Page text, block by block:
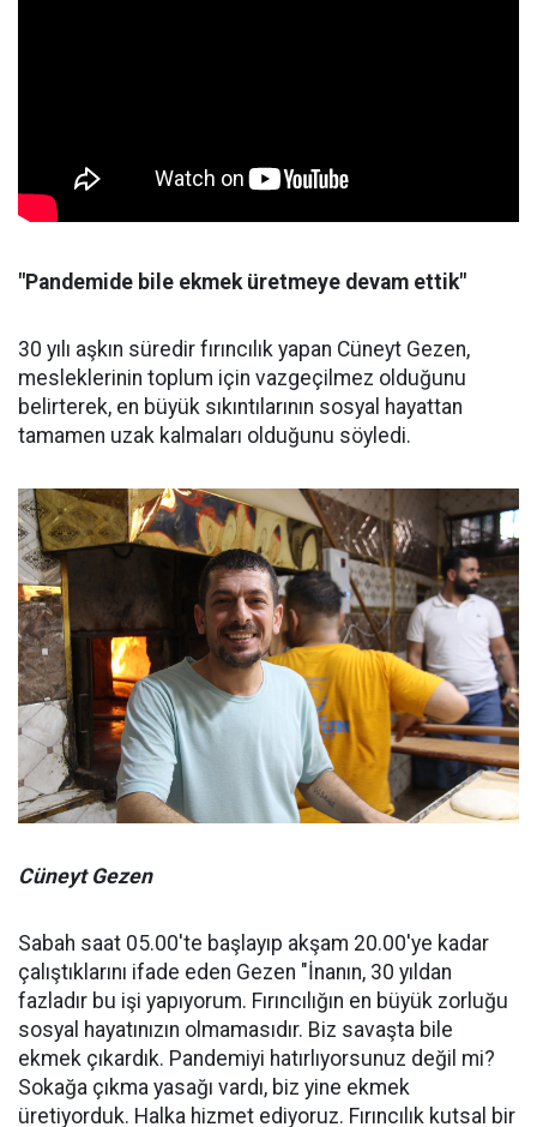
"Pandemide bile ekmek üretmeye devam ettik"
30 yılı aşkın süredir fırıncılık yapan Cüneyt Gezen,
mesleklerinin toplum için vazgeçilmez olduğunu
belirterek, en büyük sıkıntılarının sosyal hayattan
tamamen uzak kalmaları olduğunu söyledi.
Cüneyt Gezen
Sabah saat 05.00'te başlayıp akşam 20.00'ye kadar
çalıştıklarını ifade eden Gezen "İnanın, 30 yıldan
fazladır bu işi yapıyorum. Fırıncılığın en büyük zorluğu
sosyal hayatınızın olmamasıdır. Biz savaşta bile
ekmek çıkardık. Pandemiyi hatırlıyorsunuz değil mi?
Sokağa çıkma yasağı vardı, biz yine ekmek
üretiyorduk. Halka hizmet ediyoruz. Fırıncılık kutsal bir